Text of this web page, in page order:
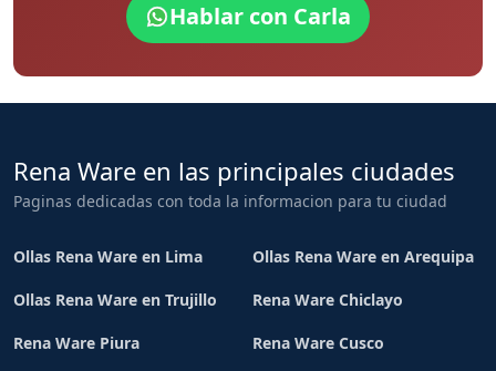
Hablar con Carla
Rena Ware en las principales ciudades
Paginas dedicadas con toda la informacion para tu ciudad
Ollas Rena Ware en Lima Ollas Rena Ware en Arequipa
Ollas Rena Ware en Trujillo Rena Ware Chiclayo
Rena Ware Piura Rena Ware Cusco